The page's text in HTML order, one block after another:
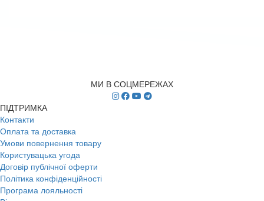
МИ В СОЦМЕРЕЖАХ
ПІДТРИМКА
Контакти
Оплата та доставка
Умови повернення товару
Користувацька угода
Договір публічної оферти
Політика конфіденційності
Програма лояльності